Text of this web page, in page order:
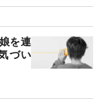
を連
づい